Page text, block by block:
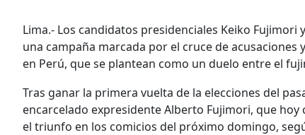
Lima.- Los candidatos presidenciales Keiko
una campaña marcada por el cruce de
en Perú, que se plantean como un duelo entre el
Tras ganar la primera vuelta de la elecciones del
encarcelado expresidente Alberto Fujimori, que
el triunfo en los comicios del próximo domingo,